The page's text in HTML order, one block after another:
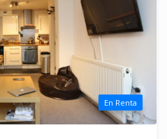
En Renta